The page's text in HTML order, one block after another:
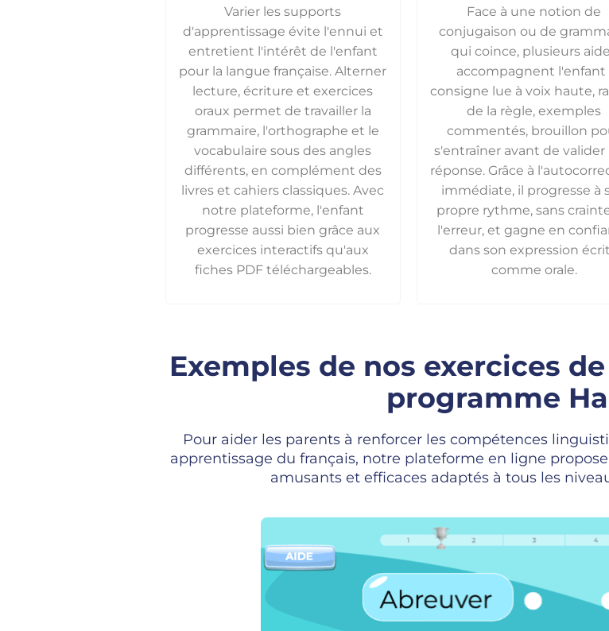
Varier les supports
d'apprentissage évite l'ennui et
entretient l'intérêt de l'enfant
pour la langue française. Alterner
lecture, écriture et exercices
oraux permet de travailler la
grammaire, l'orthographe et le
vocabulaire sous des angles
différents, en complément des
livres et cahiers classiques. Avec
notre plateforme, l'enfant
progresse aussi bien grâce aux
exercices interactifs qu'aux
fiches PDF téléchargeables.
Face à une notion de
conjugaison ou de
qui coince, plusieurs
accompagnent l'enfant
consigne lue à voix haute,
de la règle, exemples
commentés, brouillon
s'entraîner avant de valider
réponse. Grâce à
immédiate, il progresse à
propre rythme, sans
l'erreur, et gagne en
dans son expression
comme orale.
Exemples de nos exercices
programme
Pour aider les parents à renforcer les compétences
apprentissage du français, notre plateforme en ligne
amusants et efficaces adaptés à tous les